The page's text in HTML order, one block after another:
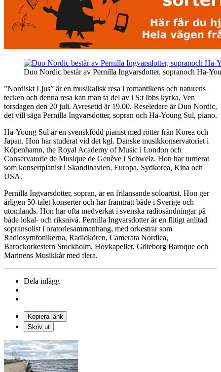
Duo Nordic består av Pernilla Ingvarsdotter, sopranoch Ha-
”Nordiskt Ljus” är en musikalisk resa i romantikens och naturens
tecken och denna resa kan man ta del av i S:t Ibbs kyrka, Ven
torsdagen den 20 juli. Avresetid är 19.00. Reseledare är Duo Nordic,
det vill säga Pernilla Ingvarsdotter, sopran och Ha-Young Sul, piano.
Ha-Young Sul är en svenskfödd pianist med rötter från Korea och
Japan. Hon har studerat vid det kgl. Danske musikkonservatoriet i
Köpenhamn, the Royal Academy of Music i London och
Conservatorie de Musique de Genève i Schweiz. Hon har turnerat
som konsertpianist i Skandinavien, Europa, Sydkorea, Kina och
USA.
Pernilla Ingvarsdotter, sopran, är en frilansande soloartist. Hon ger
årligen 50-talet konserter och har framträtt både i Sverige och
utomlands. Hon har ofta medverkat i svenska radiosändningar på
både lokal- och riksnivå. Pernilla Ingvarsdotter är en flitigt anlitad
sopransolist i oratoriesammanhang, med orkestrar som
Radiosymfonikerna, Radiokören, Camerata Nordica,
Barockorkestern Stockholm, Hovkapellet, Göteborg Baroque och
Marinens Musikkår med flera.
Dela inlägg
Kopiera länk
Skriv ut